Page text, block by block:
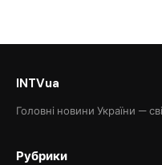
INTVua
Головні новини України —
Рубрики